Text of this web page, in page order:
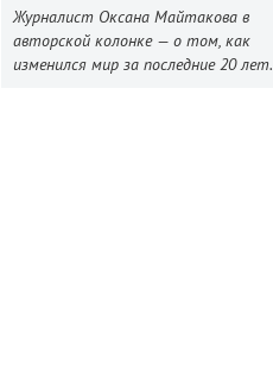
Журналист Оксана Майтакова в
авторской колонке — о том, как
изменился мир за последние 20 лет.